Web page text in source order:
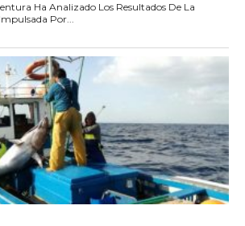
Ha Analizado Los Resultados De La
Por...